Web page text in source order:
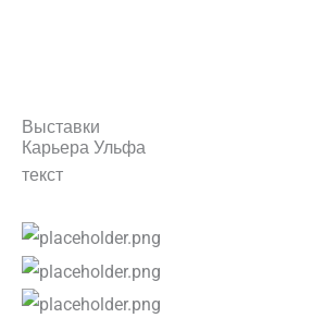
Выставки
Карьера Ульфа
текст